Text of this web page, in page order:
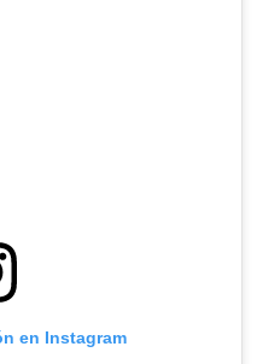
en Instagram